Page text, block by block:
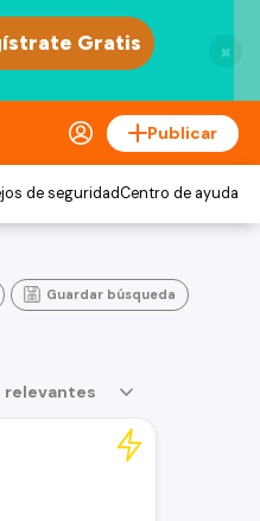
×
Publicar
de seguridadCentro de ayuda
Guardar búsqueda
relevantes